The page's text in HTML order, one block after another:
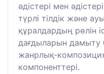
әдістері мен
түрлі тілдік және
құралдардың рөлін
дағдыларын дамыту
жанрлық-
компоненттері.